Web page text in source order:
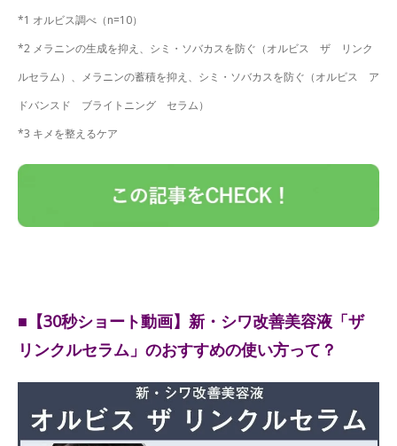
*1 オルビス調べ（n=10）
*2 メラニンの生成を抑え、シミ・ソバカスを防ぐ（オルビス ザ リンク
ルセラム）、メラニンの蓄積を抑え、シミ・ソバカスを防ぐ（オルビス ア
ドバンスド ブライトニング セラム）
*3 キメを整えるケア
■【30秒ショート動画】新・シワ改善美容液「ザ
リンクルセラム」のおすすめの使い方って？